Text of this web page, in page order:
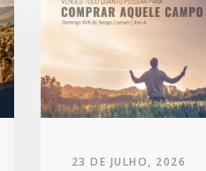
23 DE JULHO, 2026